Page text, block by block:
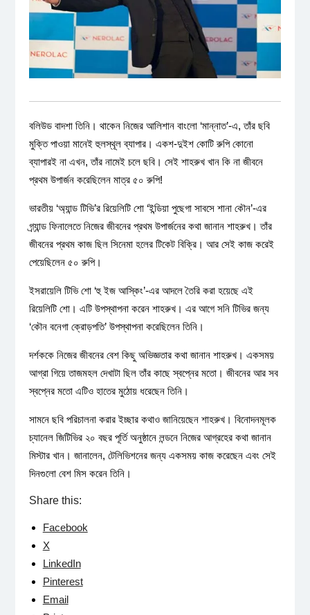
বলিউড বাদশা তিনি। থাকেন নিজের আলিশান বাংলো ‘মান্নাত’-এ, তাঁর ছবি
মুক্তি পাওয়া মানেই হুলস্থূল ব্যাপার। একশ-দুইশ কোটি রুপি কোনো
ব্যাপারই না এখন, তাঁর নামেই চলে ছবি। সেই শাহরুখ খান কি না জীবনে
প্রথম উপার্জন করেছিলেন মাত্র ৫০ রুপি!
ভারতীয় ‘অ্যান্ড টিভি’র রিয়েলিটি শো ‘ইন্ডিয়া পুছেগা সাবসে শানা কৌন’-এর
গ্র্যান্ড ফিনালেতে নিজের জীবনের প্রথম উপার্জনের কথা জানান শাহরুখ। তাঁর
জীবনের প্রথম কাজ ছিল সিনেমা হলের টিকেট বিক্রি। আর সেই কাজ করেই
পেয়েছিলেন ৫০ রুপি।
ইসরায়েলি টিভি শো ‘হু ইজ আস্কিং’-এর আদলে তৈরি করা হয়েছে এই
রিয়েলিটি শো। এটি উপস্থাপনা করেন শাহরুখ। এর আগে সনি টিভির জন্য
‘কৌন বনেগা ক্রোড়পতি’ উপস্থাপনা করেছিলেন তিনি।
দর্শককে নিজের জীবনের বেশ কিছু অভিজ্ঞতার কথা জানান শাহরুখ। একসময়
আগ্রা গিয়ে তাজমহল দেখাটা ছিল তাঁর কাছে স্বপ্নের মতো। জীবনের আর সব
স্বপ্নের মতো এটিও হাতের মুঠোয় ধরেছেন তিনি।
সামনে ছবি পরিচালনা করার ইচ্ছার কথাও জানিয়েছেন শাহরুখ। বিনোদনমূলক
চ্যানেল জিটিভির ২০ বছর পূর্তি অনুষ্ঠানে লন্ডনে নিজের আগ্রহের কথা জানান
মিস্টার খান। জানালেন, টেলিভিশনের জন্য একসময় কাজ করেছেন এবং সেই
দিনগুলো বেশ মিস করেন তিনি।
Share this:
Facebook
X
LinkedIn
Pinterest
Email